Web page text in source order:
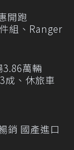
開跑
組、Ranger
萬輛
成、休旅車
銷 國產進口